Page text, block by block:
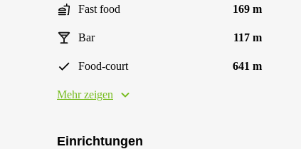
Fast food 169 m
Bar 117 m
Food-court 641 m
Mehr zeigen
Einrichtungen